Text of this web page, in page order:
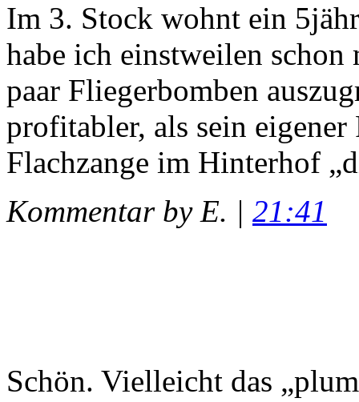
Im 3. Stock wohnt ein
habe ich einstweilen
paar Fliegerbomben
profitabler, als sein
Flachzange im Hinterhof
Kommentar by E. | 21:41
Schön. Vielleicht das